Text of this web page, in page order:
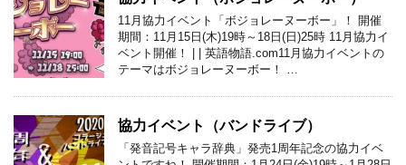
11月協力イベント「ボジョレーヌーボー」！ 開催
期間：11月15日(木)19時～18日(日)25時 11月協力イ
ベント開催！ | | 英語物語.com11月協力イベントの
テーマはボジョレーヌーボー！ …
協力イベント（バンドライブ）
「発音記号キャラ辞典」発売1周年記念の協力イベ